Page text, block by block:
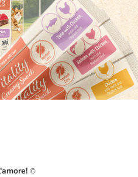
©